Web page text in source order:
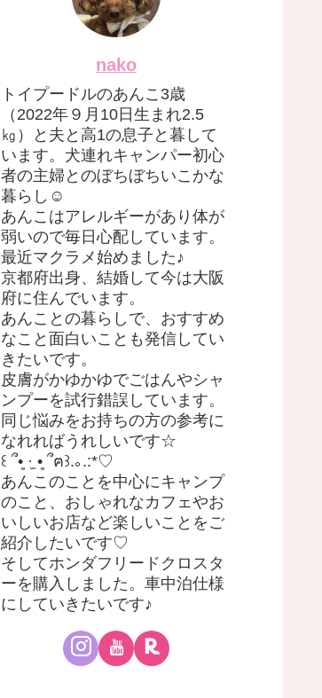
nako
トイプードルのあんこ3歳
（2022年９月10日生まれ2.5
㎏）と夫と高1の息子と暮して
います。犬連れキャンパー初心
者の主婦とのぼちぼちいこかな
暮らし☺︎
あんこはアレルギーがあり体が
弱いので毎日心配しています。
最近マクラメ始めました♪
京都府出身、結婚して今は大阪
府に住んでいます。
あんことの暮らしで、おすすめ
なこと面白いことも発信してい
きたいです。
皮膚がかゆかゆでごはんやシャ
ンプーを試行錯誤しています。
同じ悩みをお持ちの方の参考に
なれればうれしいです☆
꒰ ՞•͈ ·̫ •͈ ՞ฅ꒱.｡.:*♡
あんこのことを中心にキャンプ
のこと、おしゃれなカフェやお
いしいお店など楽しいことをご
紹介したいです♡
そしてホンダフリードクロスタ
ーを購入しました。車中泊仕様
にしていきたいです♪